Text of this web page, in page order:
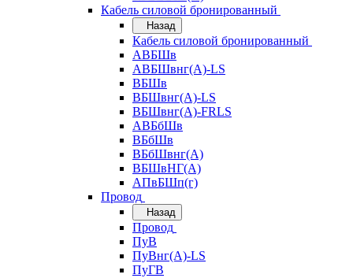
Кабель силовой бронированный
Назад
Кабель силовой бронированный
АВБШв
АВБШвнг(А)-LS
ВБШв
ВБШвнг(А)-LS
ВБШвнг(А)-FRLS
АВБбШв
ВБбШв
ВБбШвнг(А)
ВБШвНГ(А)
АПвБШп(г)
Провод
Назад
Провод
ПуВ
ПуВнг(А)-LS
ПуГВ